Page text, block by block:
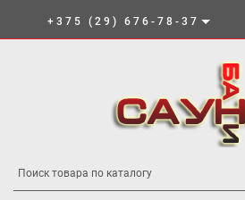
+375 (29) 676-78-37